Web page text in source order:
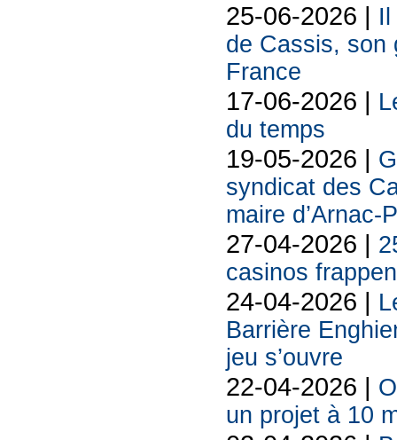
25-06-2026 | Il
de Cassis, son
France
17-06-2026 |
du temps
19-05-2026 |
syndicat des
maire d’Arnac-
27-04-2026 |
casinos
24-04-2026 |
Barrière
jeu s’ouvre
22-04-2026 |
un projet à 10